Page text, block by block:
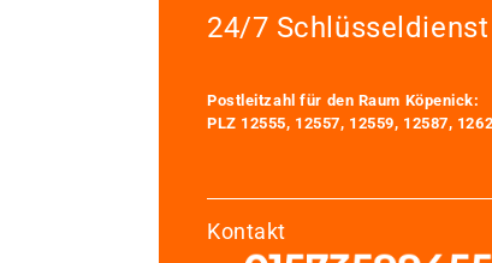
24/7
Postleitzahl für den Raum Köpenick:
PLZ 12555, 12557, 12559, 12587,
Kontakt